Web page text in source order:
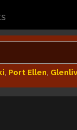
, Port Ellen,